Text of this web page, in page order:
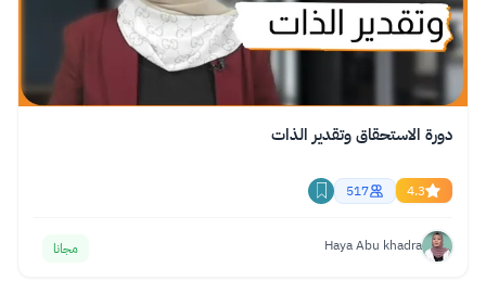
دورة الاستحقاق وتقدير الذات
4.3
517
Haya Abu khadra مجانا